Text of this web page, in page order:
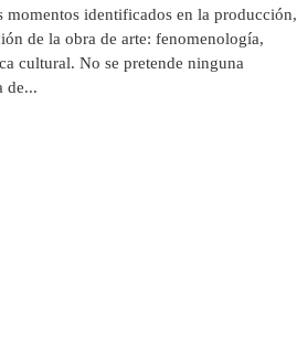
momentos identificados en la producción,
de la obra de arte: fenomenología,
cultural. No se pretende ninguna
de...